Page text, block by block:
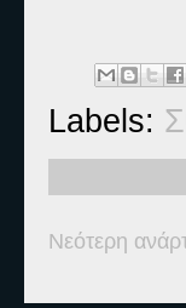
Labels:
Νεότερη